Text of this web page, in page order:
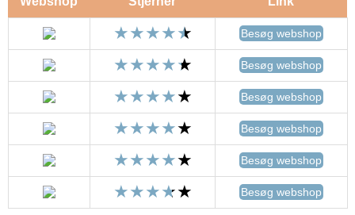
Besøg webshop
Besøg webshop
Besøg webshop
Besøg webshop
Besøg webshop
Besøg webshop